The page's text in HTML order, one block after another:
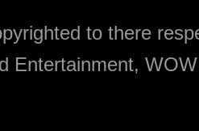
to there
Entertainment,